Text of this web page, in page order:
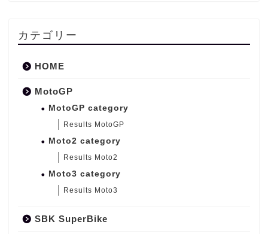
カテゴリー
HOME
MotoGP
MotoGP category
Results MotoGP
Moto2 category
Results Moto2
Moto3 category
Results Moto3
SBK SuperBike